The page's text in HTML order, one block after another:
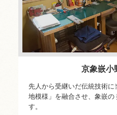
京象嵌小
先人から受継いだ伝統技術
地模様」を融合させ、象嵌の
す。